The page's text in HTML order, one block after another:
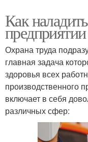
Как
предприятии
Охрана труда
главная задача
здоровья всех
производственного
включает в себя
различных сфер: